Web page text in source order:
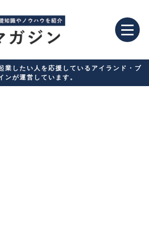
業したい人を応援しているアイランド・ブ
ンが運営しています。